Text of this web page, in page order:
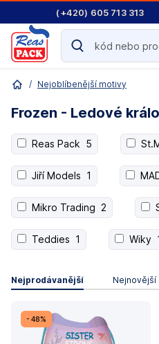
(+420) 605 713 313
/ Nejoblíbenější motivy
Frozen - Ledové
Reas Pack 5
Jiří Models 1
Mikro Trading 2
Teddies 1 Wiky
Nejprodávanější Nejnovější
- 48%